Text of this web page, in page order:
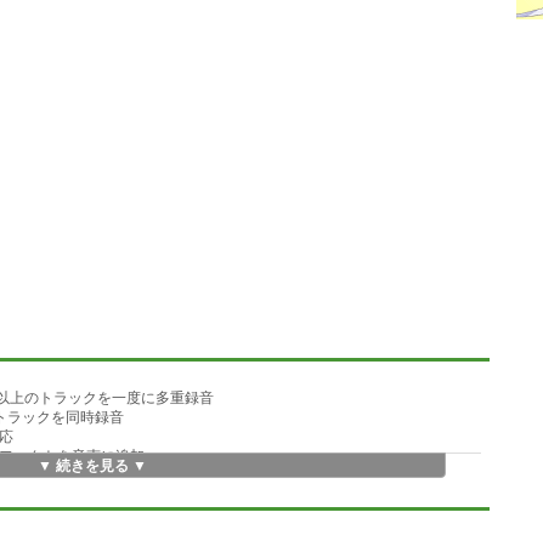
上のトラックを一度に多重録音
ラックを同時録音
ェクトを音声に追加
ラリを搭載
サンプリング
器音声の追加が可能
▼ 続きを見る ▼